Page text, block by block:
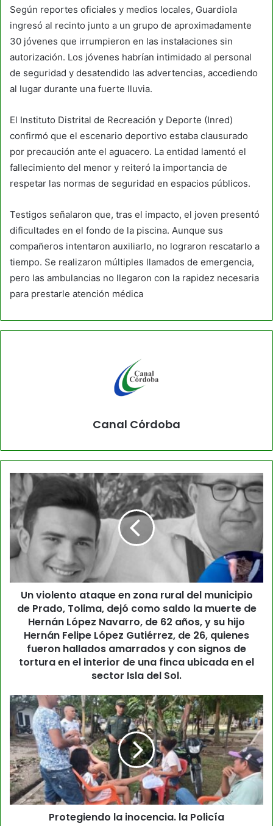
Según reportes oficiales y medios locales, Guardiola
ingresó al recinto junto a un grupo de aproximadamente
30 jóvenes que irrumpieron en las instalaciones sin
autorización. Los jóvenes habrían intimidado al personal
de seguridad y desatendido las advertencias, accediendo
al lugar durante una fuerte lluvia.
El Instituto Distrital de Recreación y Deporte (Inred)
confirmó que el escenario deportivo estaba clausurado
por precaución ante el aguacero. La entidad lamentó el
fallecimiento del menor y reiteró la importancia de
respetar las normas de seguridad en espacios públicos.
Testigos señalaron que, tras el impacto, el joven presentó
dificultades en el fondo de la piscina. Aunque sus
compañeros intentaron auxiliarlo, no lograron rescatarlo a
tiempo. Se realizaron múltiples llamados de emergencia,
pero las ambulancias no llegaron con la rapidez necesaria
para prestarle atención médica
Canal Córdoba
Un violento ataque en zona rural del municipio
de Prado, Tolima, dejó como saldo la muerte de
Hernán López Navarro, de 62 años, y su hijo
Hernán Felipe López Gutiérrez, de 26, quienes
fueron hallados amarrados y con signos de
tortura en el interior de una finca ubicada en el
sector Isla del Sol.
Protegiendo la inocencia. la Policía